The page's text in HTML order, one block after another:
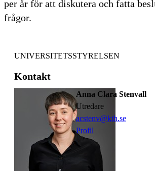
per år för att diskutera och fatta
frågor.
UNIVERSITETSSTYRELSEN
Kontakt
Anna Clara Stenvall
utredare
acstenv@kth.se
Profil